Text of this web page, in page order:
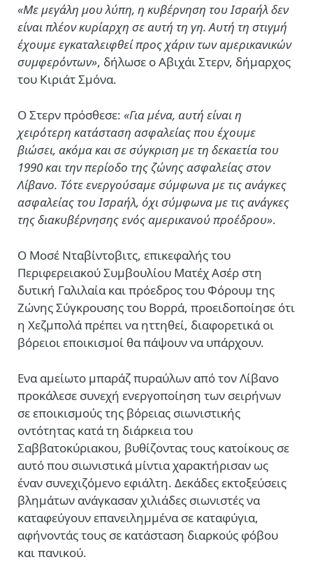
«Με μεγάλη μου λύπη, η κυβέρνηση του Ισραήλ δεν
είναι πλέον κυρίαρχη σε αυτή τη γη. Αυτή τη στιγμή
έχουμε εγκαταλειφθεί προς χάριν των αμερικανικών
συμφερόντων», δήλωσε ο Αβιχάι Στερν, δήμαρχος
του Κιριάτ Σμόνα.
Ο Στερν πρόσθεσε: «Για μένα, αυτή είναι η
χειρότερη κατάσταση ασφαλείας που έχουμε
βιώσει, ακόμα και σε σύγκριση με τη δεκαετία του
1990 και την περίοδο της ζώνης ασφαλείας στον
Λίβανο. Τότε ενεργούσαμε σύμφωνα με τις ανάγκες
ασφαλείας του Ισραήλ, όχι σύμφωνα με τις ανάγκες
της διακυβέρνησης ενός αμερικανού προέδρου».
Ο Moσέ Νταβίντοβιτς, επικεφαλής του
Περιφερειακού Συμβουλίου Mατέχ Ασέρ στη
δυτική Γαλιλαία και πρόεδρος του Φόρουμ της
Ζώνης Σύγκρουσης του Βορρά, προειδοποίησε ότι
η Χεζμπολά πρέπει να ηττηθεί, διαφορετικά οι
βόρειοι εποικισμοί θα πάψουν να υπάρχουν.
Ενα αμείωτο μπαράζ πυραύλων από τον Λίβανο
προκάλεσε συνεχή ενεργοποίηση των σειρήνων
σε εποικισμούς της βόρειας σιωνιστικής
οντότητας κατά τη διάρκεια του
Σαββατοκύριακου, βυθίζοντας τους κατοίκους σε
αυτό που σιωνιστικά μίντια χαρακτήρισαν ως
έναν συνεχιζόμενο εφιάλτη. Δεκάδες εκτοξεύσεις
βλημάτων ανάγκασαν χιλιάδες σιωνιστές να
καταφεύγουν επανειλημμένα σε καταφύγια,
αφήνοντάς τους σε κατάσταση διαρκούς φόβου
και πανικού.